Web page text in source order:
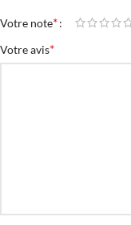
Votre note*
Votre avis*